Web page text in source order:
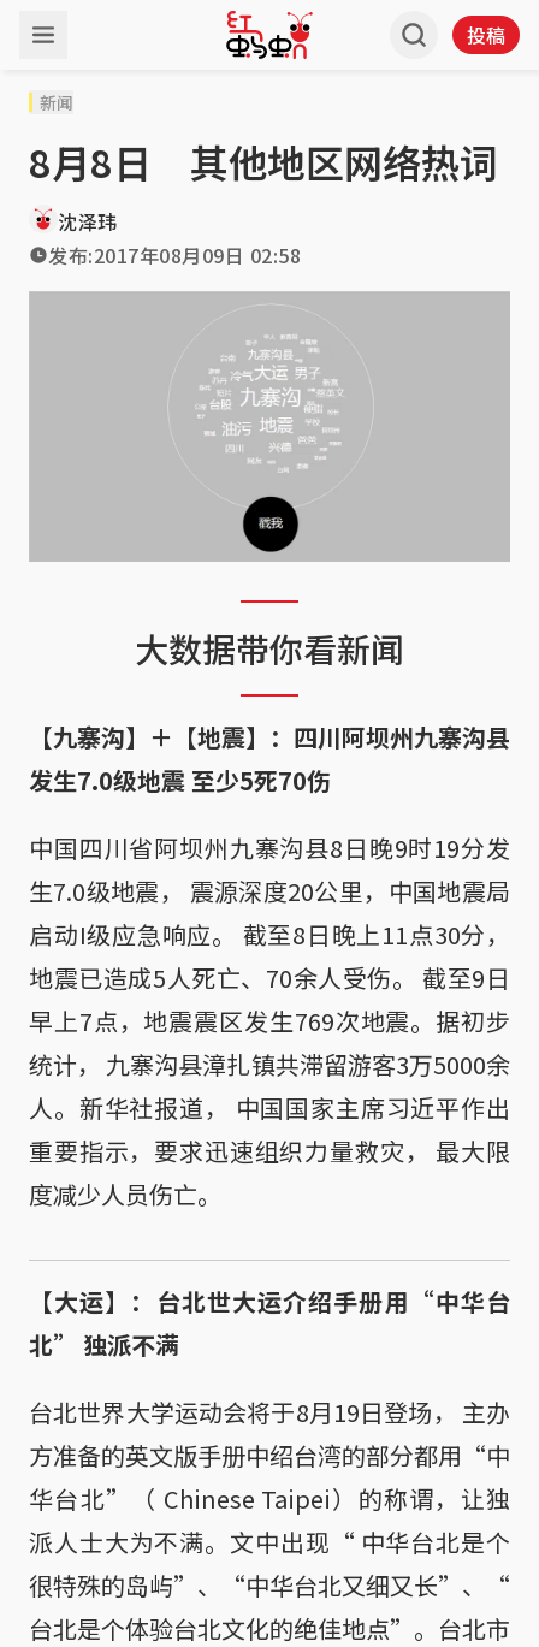
投稿
新闻
8月8日 其他地区网络热词
沈泽玮
发布:2017年08月09日 02:58
大数据带你看新闻
【九寨沟】＋【地震】：四川阿坝州九寨沟县
发生7.0级地震 至少5死70伤
中国四川省阿坝州九寨沟县8日晚9时19分发
生7.0级地震， 震源深度20公里，中国地震局
启动I级应急响应。 截至8日晚上11点30分，
地震已造成5人死亡、70余人受伤。 截至9日
早上7点，地震震区发生769次地震。据初步
统计， 九寨沟县漳扎镇共滞留游客3万5000余
人。新华社报道， 中国国家主席习近平作出
重要指示，要求迅速组织力量救灾， 最大限
度减少人员伤亡。
【大运】：台北世大运介绍手册用“中华台
北” 独派不满
台北世界大学运动会将于8月19日登场， 主办
方准备的英文版手册中绍台湾的部分都用“中
华台北”（ Chinese Taipei）的称谓，让独
派人士大为不满。文中出现“ 中华台北是个
很特殊的岛屿”、“中华台北又细又长”、“
台北是个体验台北文化的绝佳地点”。台北市